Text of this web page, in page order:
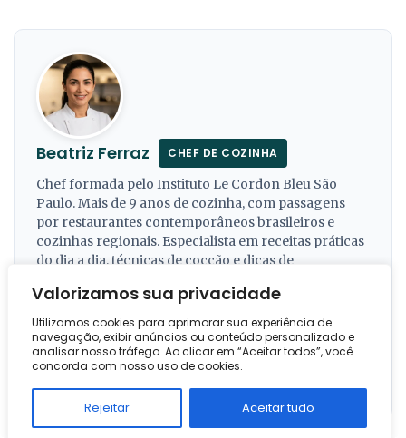
Valorizamos sua privacidade
Utilizamos cookies para aprimorar sua experiência de
navegação, exibir anúncios ou conteúdo personalizado e
analisar nosso tráfego. Ao clicar em “Aceitar todos”, você
concorda com nosso uso de cookies.
Rejeitar Aceitar tudo
Beatriz Ferraz CHEF DE COZINHA
Chef formada pelo Instituto Le Cordon Bleu São
Paulo. Mais de 9 anos de cozinha, com passagens
por restaurantes contemporâneos brasileiros e
cozinhas regionais. Especialista em receitas práticas
do dia a dia, técnicas de cocção e dicas de
pela culinária brasileira, divide receitas testadas e
aprovadas em sua casa.
𝕏 @beatrizferrazch🔗 LinkedIn